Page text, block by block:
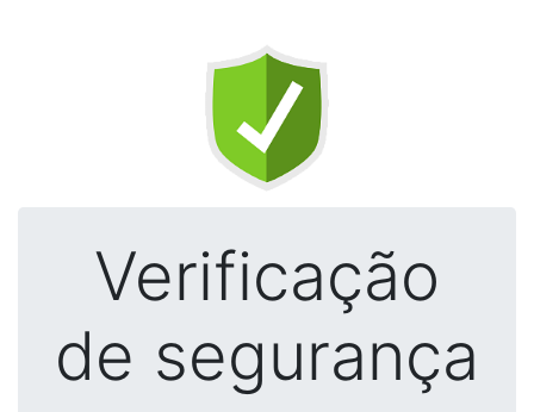
Verificação
de segurança